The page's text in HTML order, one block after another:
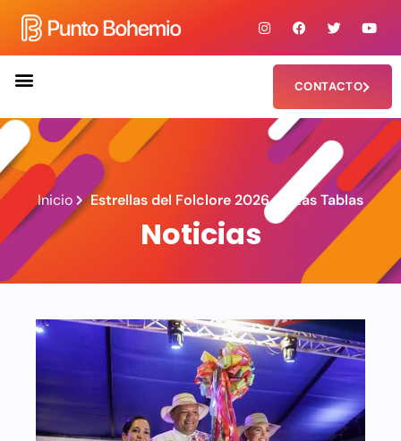
CONTACTO
Inicio Estrellas del Folclore 2026 en Las Tablas
Noticias